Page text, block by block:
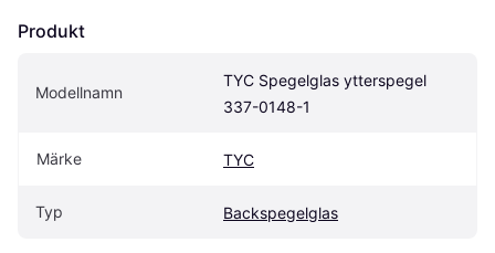
Produkt
Modellnamn
TYC Spegelglas ytterspegel
337-0148-1
Märke TYC
Typ Backspegelglas